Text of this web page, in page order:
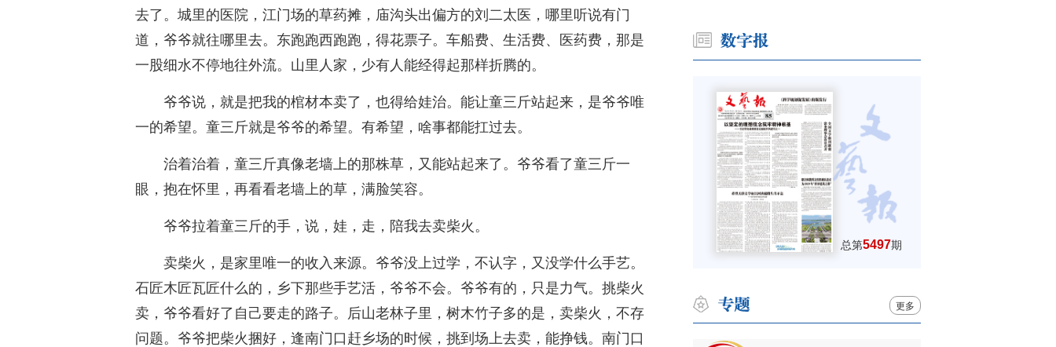
去了。城里的医院，江门场的草药摊，庙沟头出偏方的刘二太医，哪里听说有门
道，爷爷就往哪里去。东跑跑西跑跑，得花票子。车船费、生活费、医药费，那是
一股细水不停地往外流。山里人家，少有人能经得起那样折腾的。
爷爷说，就是把我的棺材本卖了，也得给娃治。能让童三斤站起来，是爷爷唯
一的希望。童三斤就是爷爷的希望。有希望，啥事都能扛过去。
治着治着，童三斤真像老墙上的那株草，又能站起来了。爷爷看了童三斤一
眼，抱在怀里，再看看老墙上的草，满脸笑容。
爷爷拉着童三斤的手，说，娃，走，陪我去卖柴火。
卖柴火，是家里唯一的收入来源。爷爷没上过学，不认字，又没学什么手艺。
石匠木匠瓦匠什么的，乡下那些手艺活，爷爷不会。爷爷有的，只是力气。挑柴火
卖，爷爷看好了自己要走的路子。后山老林子里，树木竹子多的是，卖柴火，不存
问题。爷爷把柴火捆好，逢南门口赶乡场的时候，挑到场上去卖，能挣钱。南门口
总第5497期
更多